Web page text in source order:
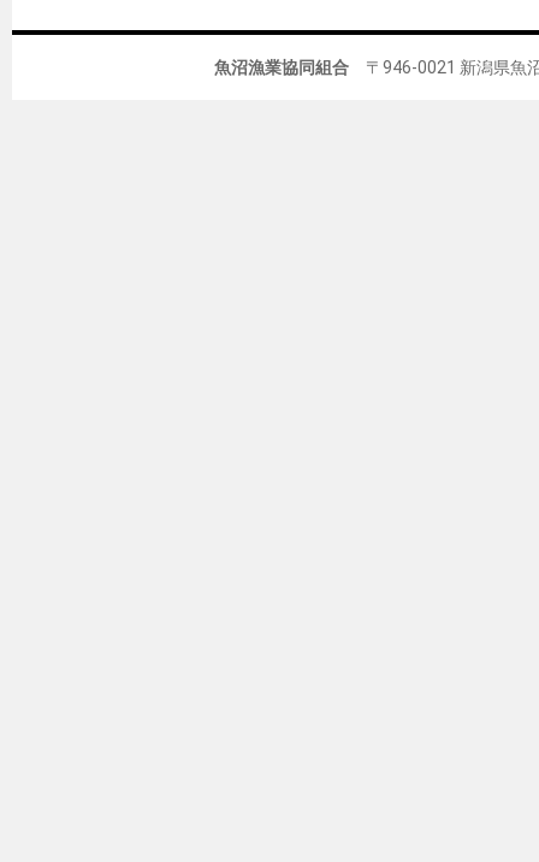
魚沼漁業協同組合 〒946-0021 新潟県魚